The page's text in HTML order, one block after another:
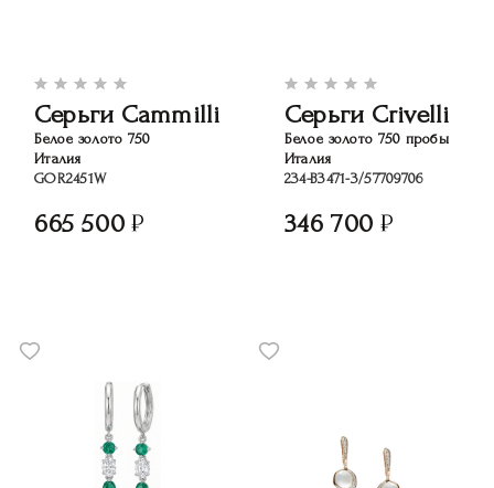
Серьги Cammilli
Белое золото 750
Италия
GOR2451W
665 500
Серьги Crivelli
Белое золото 750 пробы
Италия
234-B3471-3/57709706
346 700